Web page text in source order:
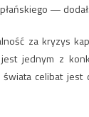
— dodał.
za kryzys
jednym z
świata celibat